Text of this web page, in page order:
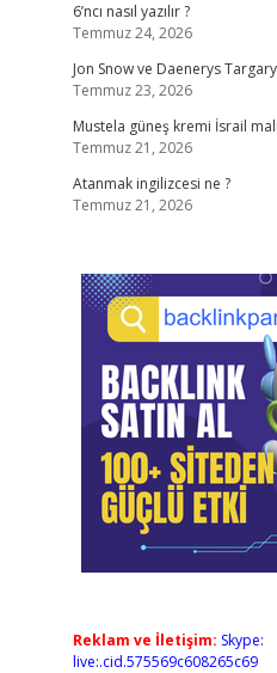
6’ncı nasıl yazılır ?
Temmuz 24, 2026
Jon Snow ve Daenerys
Temmuz 23, 2026
Mustela güneş kremi İsrail
Temmuz 21, 2026
Atanmak ingilizcesi ne ?
Temmuz 21, 2026
Reklam ve İletişim: Skype:
live:.cid.575569c608265c69